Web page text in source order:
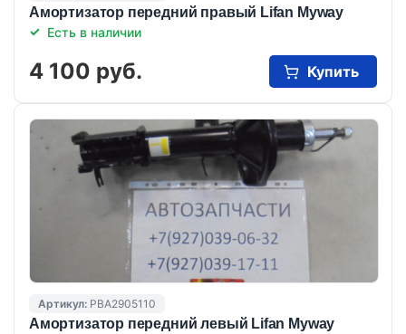
Амортизатор передний правый Lifan Myway
Есть в наличии
4 100 руб. Купить
Артикул: PBA2905110
Амортизатор передний левый Lifan Myway